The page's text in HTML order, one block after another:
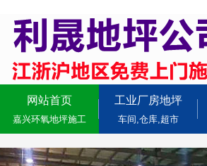
网站首页
嘉兴环氧地坪施工
工业厂房地坪
车间,仓库,超市